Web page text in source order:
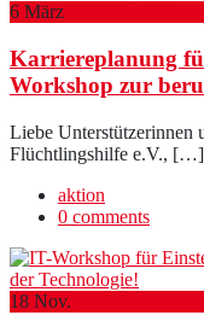
6 März
Karriereplanung
Workshop zur
Liebe Unterstützerinnen
Flüchtlingshilfe e.V., […]
aktion
0 comments
18 Nov.